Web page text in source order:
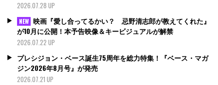
2026.07.28 UP
NEW 映画『愛し合ってるかい？ 忌野清志郎が教えてくれた』
が10月に公開！本予告映像＆キービジュアルが解禁
2026.07.22 UP
プレシジョン・ベース誕生75周年を総力特集！『ベース・マガ
ジン2026年8月号』が発売
2026.07.21 UP